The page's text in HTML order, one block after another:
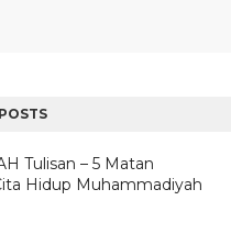
Tulisan – 5 Matan
Hidup Muhammadiyah